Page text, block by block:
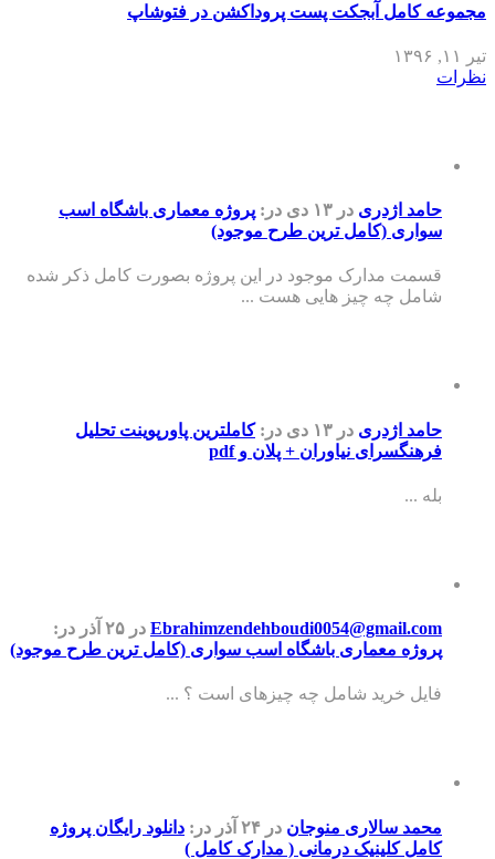
مجموعه کامل آبجکت پست پروداکشن در فتوشاپ
تیر ۱۱, ۱۳۹۶
نظرات
حامد اژدری در ۱۳ دی در: پروژه معماری باشگاه اسب
سواری (کامل ترین طرح موجود)
قسمت مدارک موجود در این پروژه بصورت کامل ذکر شده
شامل چه چیز هایی هست ...
حامد اژدری در ۱۳ دی در:کاملترین پاورپوینت تحلیل
فرهنگسرای نیاوران + پلان و pdf
بله ...
Ebrahimzendehboudi0054@gmail.com در ۲۵ آذر
در:
پروژه معماری باشگاه اسب سواری (کامل ترین طرح موجود)
فایل خرید شامل چه چیزهای است ؟ ...
محمد سالاری منوجان در ۲۴ آذر در: دانلود رایگان پروژه
کامل کلینیک درمانی ( مدارک کامل )